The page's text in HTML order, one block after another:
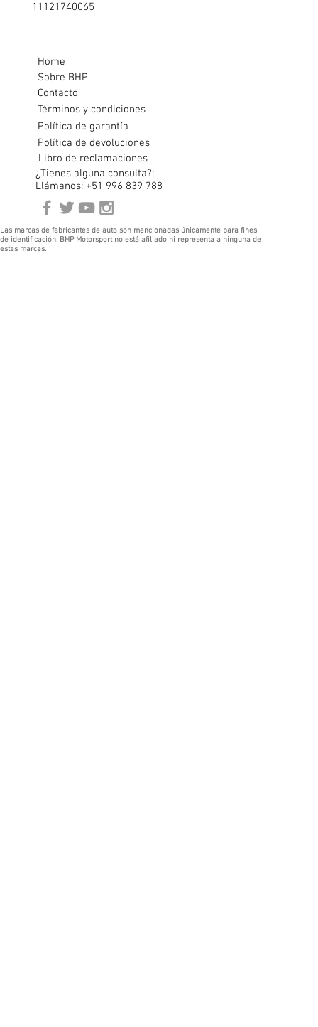
11121740065
Home
Sobre BHP
Contacto
Términos y condiciones
Política de garantía
Política de devoluciones
Libro de reclamaciones
¿Tienes alguna consulta?:
Llámanos: +51 996 839 788
Las marcas de fabricantes de auto son mencionadas únicamente para fines
de identificación. BHP Motorsport no está afiliado ni representa a ninguna de
estas marcas.